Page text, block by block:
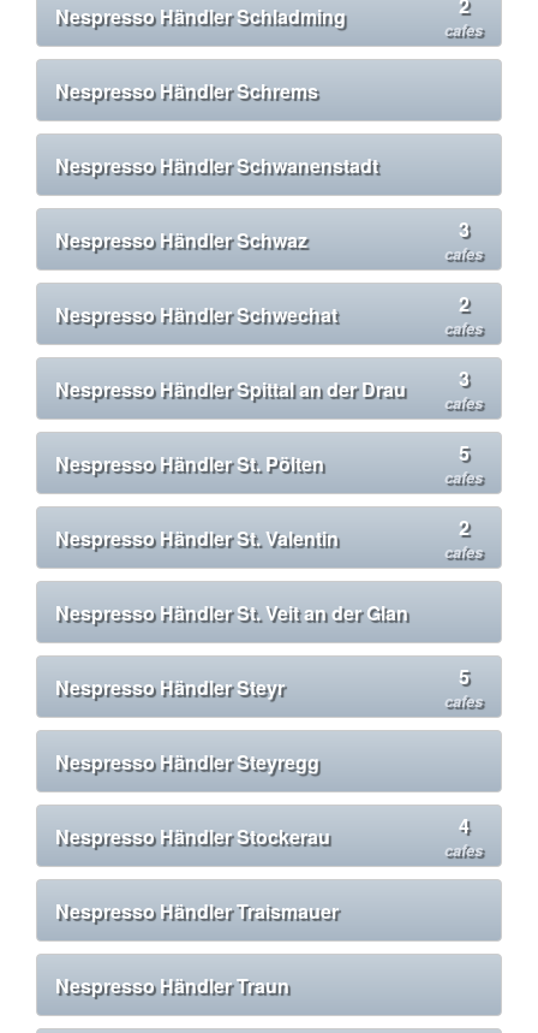
Nespresso Händler Schladming cafes
Nespresso Händler Schrems
Nespresso Händler Schwanenstadt
Nespresso Händler Schwaz 3
cafes
Nespresso Händler Schwechat 2
cafes
Nespresso Händler Spittal an der Drau 3
cafes
Nespresso Händler St. Pölten 5
cafes
Nespresso Händler St. Valentin 2
cafes
Nespresso Händler St. Veit an der Glan
Nespresso Händler Steyr 5
cafes
Nespresso Händler Steyregg
Nespresso Händler Stockerau 4
cafes
Nespresso Händler Traismauer
Nespresso Händler Traun